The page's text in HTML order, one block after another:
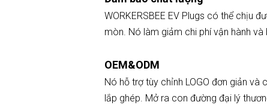
WORKERSBEE EV Plugs có thể chịu
mòn. Nó làm giảm chi phí vận hành
OEM&ODM
Nó hỗ trợ tùy chỉnh LOGO đơn giản
lắp ghép. Mở ra con đường đại lý